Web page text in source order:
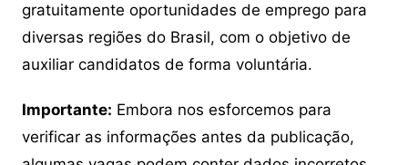
gratuitamente oportunidades de emprego para
diversas regiões do Brasil, com o objetivo de
auxiliar candidatos de forma voluntária.
Importante: Embora nos esforcemos para
verificar as informações antes da publicação,